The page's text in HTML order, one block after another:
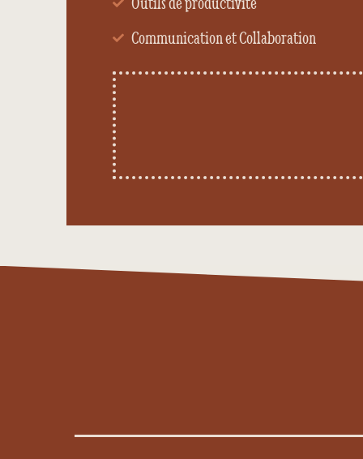
Communication et Collaboration